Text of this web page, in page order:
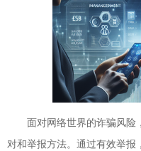
面对网络世界的诈骗风险
对和举报方法。通过有效举报